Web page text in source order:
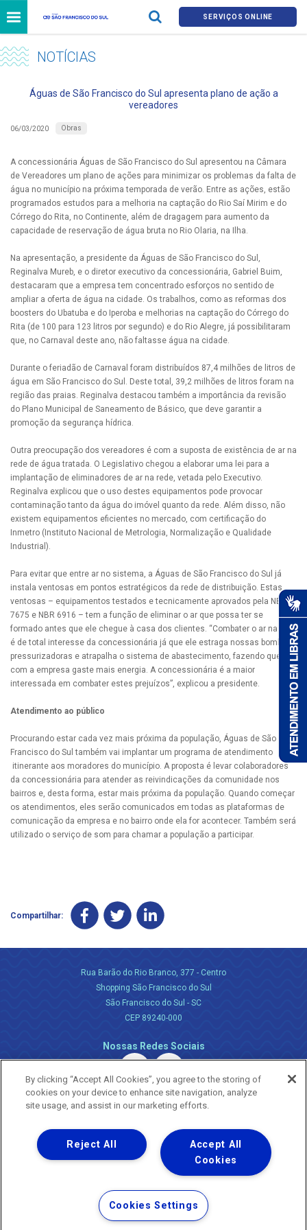
SERVIÇOS ONLINE
NOTÍCIAS
Águas de São Francisco do Sul apresenta plano de ação a
vereadores
06/03/2020 Obras
A concessionária Águas de São Francisco do Sul apresentou na Câmara
de Vereadores um plano de ações para minimizar os problemas da falta de
água no município na próxima temporada de verão. Entre as ações, estão
programados estudos para a melhoria na captação do Rio Saí Mirim e do
Córrego do Rita, no Continente, além de dragagem para aumento da
capacidade de reservação de água bruta no Rio Olaria, na Ilha.
Na apresentação, a presidente da Águas de São Francisco do Sul,
Reginalva Mureb, e o diretor executivo da concessionária, Gabriel Buim,
destacaram que a empresa tem concentrado esforços no sentido de
ampliar a oferta de água na cidade. Os trabalhos, como as reformas dos
boosters do Ubatuba e do Iperoba e melhorias na captação do Córrego do
Rita (de 100 para 123 litros por segundo) e do Rio Alegre, já possibilitaram
que, no Carnaval deste ano, não faltasse água na cidade.
Durante o feriadão de Carnaval foram distribuídos 87,4 milhões de litros de
água em São Francisco do Sul. Deste total, 39,2 milhões de litros foram na
região das praias. Reginalva destacou também a importância da revisão
do Plano Municipal de Saneamento de Básico, que deve garantir a
promoção da segurança hídrica.
Outra preocupação dos vereadores é com a suposta de existência de ar na
rede de água tratada. O Legislativo chegou a elaborar uma lei para a
implantação de eliminadores de ar na rede, vetada pelo Executivo.
Reginalva explicou que o uso destes equipamentos pode provocar
contaminação tanto da água do imóvel quanto da rede. Além disso, não
existem equipamentos eficientes no mercado, com certificação do
Inmetro (Instituto Nacional de Metrologia, Normalização e Qualidade
Industrial).
Para evitar que entre ar no sistema, a Águas de São Francisco do Sul já
instala ventosas em pontos estratégicos da rede de distribuição. Estas
ventosas – equipamentos testados e tecnicamente aprovados pela NBR
7675 e NBR 6916 – tem a função de eliminar o ar que possa ter se
formado antes que ele chegue à casa dos clientes. “Combater o ar na rede
é de total interesse da concessionária já que ele estraga nossas bombas
pressurizadoras e atrapalha o sistema de abastecimento, fazendo que
com a empresa gaste mais energia. A concessionária é a maior
interessada em combater estes prejuízos”, explicou a presidente.
Atendimento ao público
Procurando estar cada vez mais próxima da população, Águas de São
Francisco do Sul também vai implantar um programa de atendimento
itinerante aos moradores do município. A proposta é levar colaboradores
da concessionária para atender as reivindicações da comunidade nos
bairros e, desta forma, estar mais próxima da população. Quando começar
os atendimentos, eles serão comunicados em todas as plataformas de
comunicação da empresa e no bairro onde ela for acontecer. Também será
utilizado o serviço de som para chamar a população a participar.
Compartilhar:
Rua Barão do Rio Branco, 377 - Centro
Shopping São Francisco do Sul
São Francisco do Sul - SC
CEP 89240-000
Nossas Redes Sociais
Uma empresa
Copyright ® 2026 - Todos os Direitos Reservados.
Nossa natureza movimenta a vida
Termos Gerais de Uso de Sites e Aplicativos
Política de Privacidade e Proteção de Dados
By clicking “Accept All Cookies”, you agree to the storing of
cookies on your device to enhance site navigation, analyze
site usage, and assist in our marketing efforts.
Accept All
Cookies
Reject All
Cookies Settings